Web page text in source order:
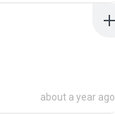
about a year ago